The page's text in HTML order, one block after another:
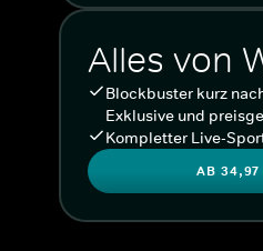
Alles von
Blockbuster kurz
Exklusive und
Kompletter Live-
AB 34,97